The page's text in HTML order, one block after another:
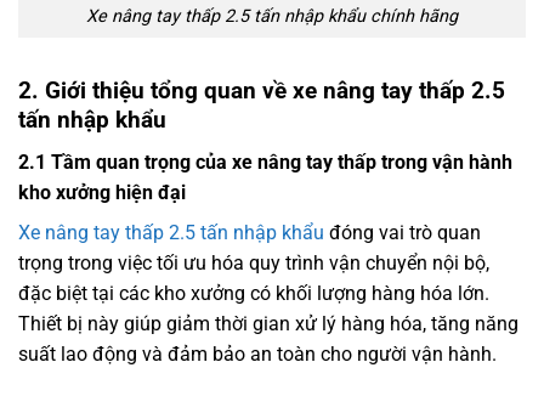
Xe nâng tay thấp 2.5 tấn nhập khẩu chính hãng
2. Giới thiệu tổng quan về xe nâng tay thấp 2.5
tấn nhập khẩu
2.1 Tầm quan trọng của xe nâng tay thấp trong vận hành
kho xưởng hiện đại
Xe nâng tay thấp 2.5 tấn nhập khẩu đóng vai trò quan
trọng trong việc tối ưu hóa quy trình vận chuyển nội bộ,
đặc biệt tại các kho xưởng có khối lượng hàng hóa lớn.
Thiết bị này giúp giảm thời gian xử lý hàng hóa, tăng năng
suất lao động và đảm bảo an toàn cho người vận hành.